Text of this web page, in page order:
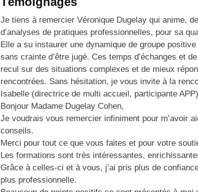
Je tiens à remercier Véronique Dugelay qui anime,
d’analyses de pratiques professionnelles, pour sa
Elle a su instaurer une dynamique de groupe
sans crainte d’être jugé. Ces temps d’échanges et
recul sur des situations complexes et de mieux
rencontrées. Sans hésitation, je vous invite à la
Isabelle (directrice de multi accueil, participante APP)
Bonjour Madame Dugelay Cohen,
Je voudrais vous remercier infiniment pour m’avoir
conseils.
Merci pour tout ce que vous faites et pour votre
Les formations sont très intéressantes,
Grâce à celles-ci et à vous, j’ai pris plus de
plus professionnelle.